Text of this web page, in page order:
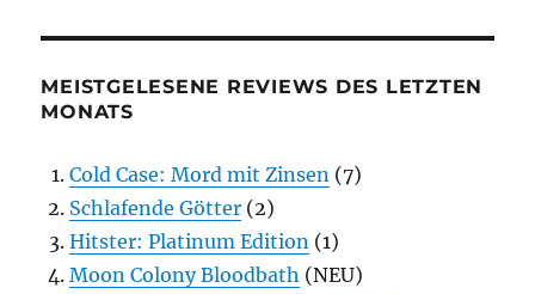
MEISTGELESENE REVIEWS DES LETZTEN
MONATS
Cold Case: Mord mit Zinsen (7)
Schlafende Götter (2)
Hitster: Platinum Edition (1)
Moon Colony Bloodbath (NEU)